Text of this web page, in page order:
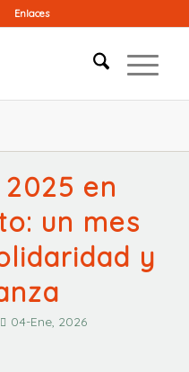
Enlaces
en
un mes
y
04-Ene, 2026